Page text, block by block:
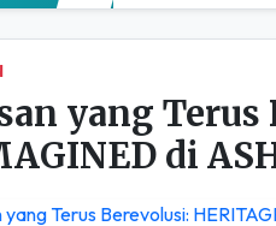
yang Terus
di